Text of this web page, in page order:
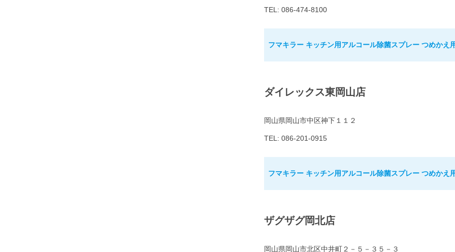
TEL: 086-474-8100
フマキラー キッチン用アルコール除菌スプレー つめかえ
ダイレックス東岡山店
岡山県岡山市中区神下１１２
TEL: 086-201-0915
フマキラー キッチン用アルコール除菌スプレー つめかえ
ザグザグ岡北店
岡山県岡山市北区中井町２－５－３５－３